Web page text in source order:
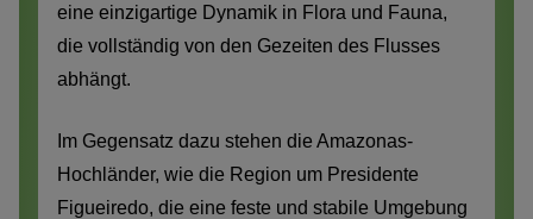
eine einzigartige Dynamik in Flora und Fauna,
die vollständig von den Gezeiten des Flusses
abhängt.
Im Gegensatz dazu stehen die Amazonas-
Hochländer, wie die Region um Presidente
Figueiredo, die eine feste und stabile Umgebung